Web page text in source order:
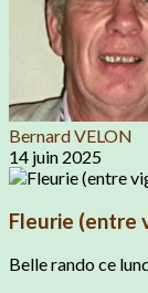
Bernard VELON
14 juin 2025
Fleurie (entre
Belle rando ce